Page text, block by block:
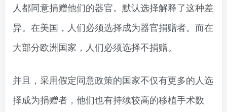
人都同意捐赠他们的器官。默认选择解释了这种差
异。在美国，人们必须选择成为器官捐赠者。而在
大部分欧洲国家，人们必须选择不捐赠。
并且，采用假定同意政策的国家不仅有更多的人选
择成为捐赠者，他们也有持续较高的移植手术数